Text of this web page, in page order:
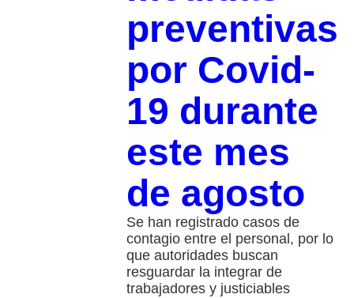
preventivas
por Covid-
19 durante
este mes
de agosto
Se han registrado casos de
contagio entre el personal, por lo
que autoridades buscan
resguardar la integrar de
trabajadores y justiciables